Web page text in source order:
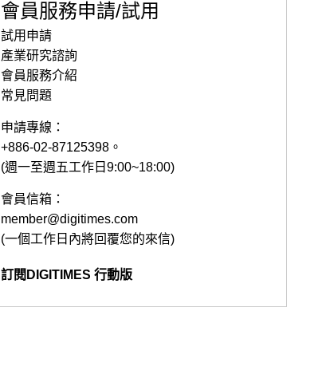
會員服務申請/試用
試用申請
產業研究諮詢
會員服務介紹
常見問題
申請專線：
+886-02-87125398。
(週一至週五工作日9:00~18:00)
會員信箱：
member@digitimes.com
(一個工作日內將回覆您的來信)
訂閱DIGITIMES 行動版